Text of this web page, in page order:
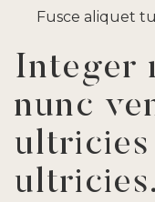
Fusce aliquet
Integer
nunc
ultricies
ultricies.